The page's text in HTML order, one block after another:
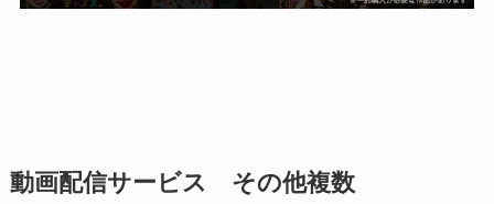
動画配信サービス その他複数